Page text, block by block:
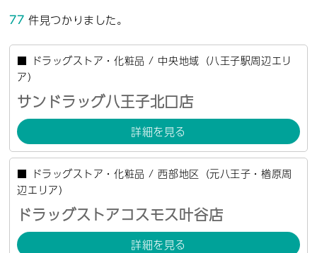
77 件見つかりました。
■ ドラッグストア・化粧品 / 中央地域（八王子駅周辺エリ
ア）
サンドラッグ八王子北口店
詳細を見る
■ ドラッグストア・化粧品 /西部地区（元八王子・楢原周
辺エリア）
ドラッグストアコスモス叶谷店
詳細を見る